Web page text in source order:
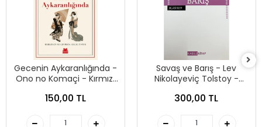
Gecenin Aykaranlığında -
Ono no Komaçi - Kırmızı
150,00 TL
Savaş ve Barış - Lev
Nikolayeviç Tolstoy -
300,00 TL